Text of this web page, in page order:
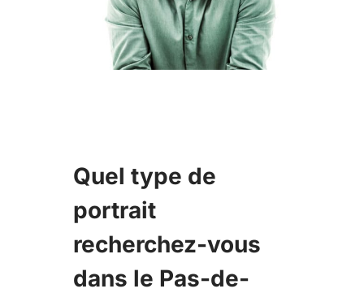
Quel type de
portrait
recherchez-vous
dans le Pas-de-